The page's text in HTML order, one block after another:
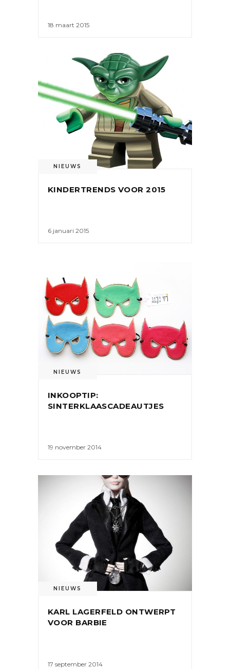
18 maart 2015
NIEUWS
KINDERTRENDS VOOR 2015
6 januari 2015
NIEUWS
INKOOPTIP:
SINTERKLAASCADEAUTJES
19 november 2014
NIEUWS
KARL LAGERFELD ONTWERPT
VOOR BARBIE
17 september 2014